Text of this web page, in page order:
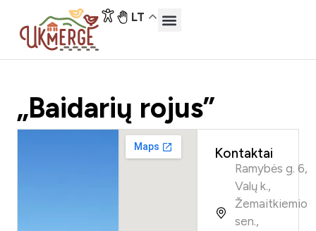
LT
„Baidarių rojus”
Kontaktai
Ramybės g. 6,
Valų k.,
Žemaitkiemio
sen.,